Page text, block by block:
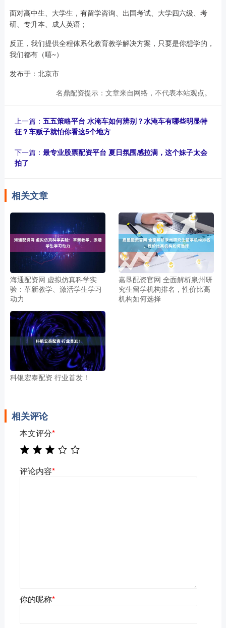
面对高中生、大学生，有留学咨询、出国考试、大学四六级、考
研、专升本、成人英语；
反正，我们提供全程体系化教育教学解决方案，只要是你想学的，
我们都有（嘻~）
发布于：北京市
名鼎配资提示：文章来自网络，不代表本站观点。
上一篇： 五五策略平台 水淹车如何辨别？水淹车有哪些明显特
征？车贩子就怕你看这5个地方
下一篇： 最专业股票配资平台 夏日氛围感拉满，这个妹子太会
拍了
相关文章
海通配资网 虚拟仿真科学实
验：革新教学、激活学生学习
动力
嘉垦配资官网 全面解析泉州研
究生留学机构排名，性价比高
机构如何选择
科银宏泰配资 行业首发！
相关评论
本文评分*
评论内容*
你的昵称*